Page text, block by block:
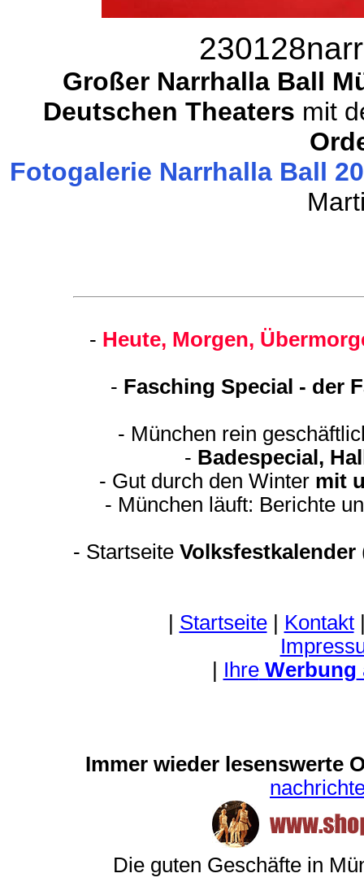
Großer Narrhalla Ball
Deutschen Theaters mit
Fotogalerie Narrhalla Ball
- Heute, Morgen,
- Fasching Special - der
- München rein
- Badespecial,
- Gut durch den Winter mit
- München läuft: Berichte
- Startseite Volksfestkalender
Startseite| Kontakt
IhreWerbung
Immer wieder lesenswerte
Die guten Geschäfte in